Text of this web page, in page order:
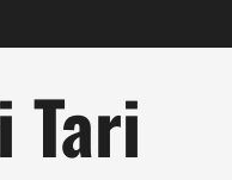
Tari